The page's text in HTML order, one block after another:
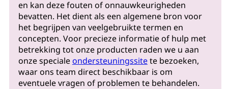
en kan deze fouten of onnauwkeurigheden
bevatten. Het dient als een algemene bron voor
het begrijpen van veelgebruikte termen en
concepten. Voor precieze informatie of hulp met
betrekking tot onze producten raden we u aan
onze specialeondersteuningssitete bezoeken,
waar ons team direct beschikbaar is om
eventuele vragen of problemen te behandelen.